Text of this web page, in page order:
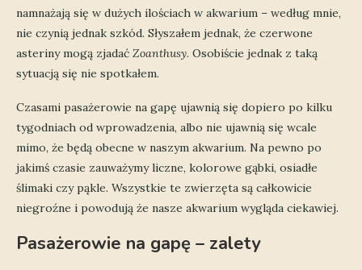
namnażają się w dużych ilościach w akwarium – według mnie,
nie czynią jednak szkód. Słyszałem jednak, że czerwone
asteriny mogą zjadać Zoanthusy. Osobiście jednak z taką
sytuacją się nie spotkałem.
Czasami pasażerowie na gapę ujawnią się dopiero po kilku
tygodniach od wprowadzenia, albo nie ujawnią się wcale
mimo, że będą obecne w naszym akwarium. Na pewno po
jakimś czasie zauważymy liczne, kolorowe gąbki, osiadłe
ślimaki czy pąkle. Wszystkie te zwierzęta są całkowicie
niegroźne i powodują że nasze akwarium wygląda ciekawiej.
Pasażerowie na gapę – zalety